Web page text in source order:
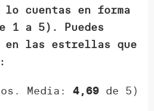
lo cuentas en forma
1 a 5). Puedes
en las estrellas que
Media:4,69 de 5)